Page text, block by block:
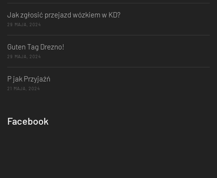
Jak zgłosić przejazd wózkiem w KD?
29 MAJA, 2024
Guten Tag Drezno!
29 MAJA, 2024
P jak Przyjaźń
21 MAJA, 2024
Facebook